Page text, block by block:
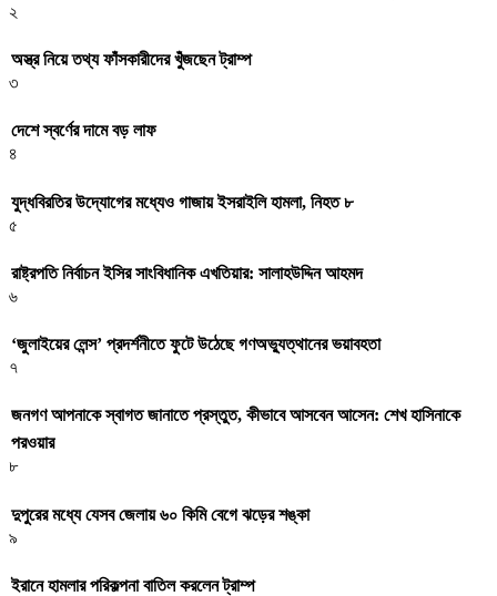
২
অস্ত্র নিয়ে তথ্য ফাঁসকারীদের খুঁজছেন ট্রাম্প
৩
দেশে স্বর্ণের দামে বড় লাফ
৪
যুদ্ধবিরতির উদ্যোগের মধ্যেও গাজায় ইসরাইলি হামলা, নিহত ৮
৫
রাষ্ট্রপতি নির্বাচন ইসির সাংবিধানিক এখতিয়ার: সালাহউদ্দিন আহমদ
৬
‘জুলাইয়ের লেন্স’ প্রদর্শনীতে ফুটে উঠেছে গণঅভ্যুত্থানের ভয়াবহতা
৭
জনগণ আপনাকে স্বাগত জানাতে প্রস্তুত, কীভাবে আসবেন আসেন: শেখ হাসিনাকে
পরওয়ার
৮
দুপুরের মধ্যে যেসব জেলায় ৬০ কিমি বেগে ঝড়ের শঙ্কা
৯
ইরানে হামলার পরিকল্পনা বাতিল করলেন ট্রাম্প